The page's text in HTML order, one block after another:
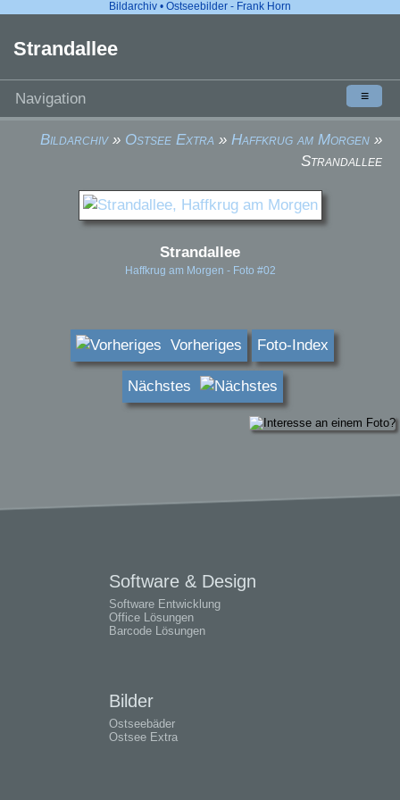
Bildarchiv • Ostseebilder - Frank Horn
Strandallee
Navigation ≡
Bildarchiv» Ostsee Extra » Haffkrug am Morgen »
Strandallee
Strandallee
Haffkrug am Morgen - Foto #02
Vorheriges Foto-Index
Nächstes
Software & Design
Software Entwicklung
Office Lösungen
Barcode Lösungen
Bilder
Ostseebäder
Ostsee Extra